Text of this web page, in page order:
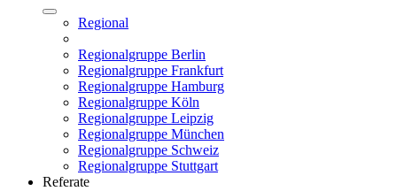
Regional
Regionalgruppe Berlin
Regionalgruppe Frankfurt
Regionalgruppe Hamburg
Regionalgruppe Köln
Regionalgruppe Leipzig
Regionalgruppe München
Regionalgruppe Schweiz
Regionalgruppe Stuttgart
Referate